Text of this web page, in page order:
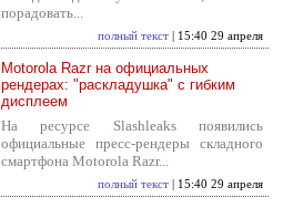
порадовать...
полный текст | 15:40 29 апреля
Motorola Razr на официальных
рендерах: "раскладушка" с гибким
дисплеем
На ресурсе Slashleaks появились
официальные пресс-рендеры складного
смартфона Motorola Razr...
полный текст | 15:40 29 апреля